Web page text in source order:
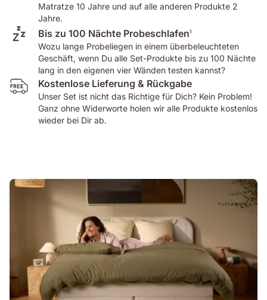
Matratze 10 Jahre und auf alle anderen Produkte 2
Jahre.
Bis zu 100 Nächte Probeschlafen1
Wozu lange Probeliegen in einem überbeleuchteten
Geschäft, wenn Du alle Set-Produkte bis zu 100 Nächte
lang in den eigenen vier Wänden testen kannst?
Kostenlose Lieferung & Rückgabe
Unser Set ist nicht das Richtige für Dich? Kein Problem!
Ganz ohne Widerworte holen wir alle Produkte kostenlos
wieder bei Dir ab.